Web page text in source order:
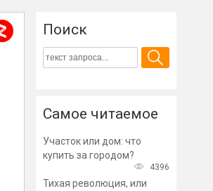
Поиск
Самое читаемое
Участок или дом: что
купить за городом?
4396
Тихая революция, или